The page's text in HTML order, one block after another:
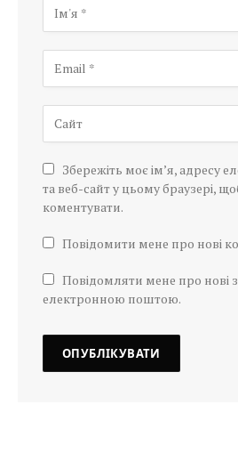
Збережіть моє ім’я, адресу
та веб-сайт у цьому браузері,
коментувати.
Повідомити мене про нові
Повідомляти мене про нові
електронною поштою.